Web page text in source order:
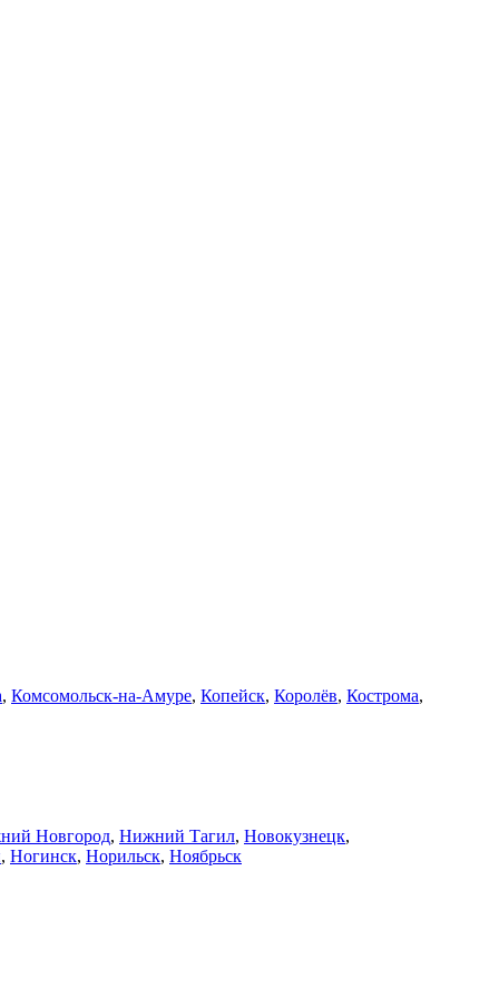
, Комсомольск-на-Амуре, Копейск, Королёв, Кострома,
Новгород, Нижний Тагил, Новокузнецк,
, Ногинск, Норильск, Ноябрьск